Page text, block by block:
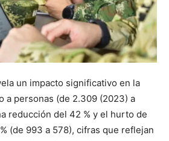
un impacto significativo en la
a personas (de 2.309 (2023) a
reducción del 42 % y el hurto de
(de 993 a 578), cifras que reflejan